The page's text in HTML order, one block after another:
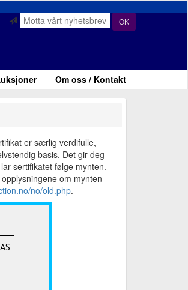
OK
Om oss / Kontakt
er særlig verdifulle,
basis. Det gir deg
sertifikatet følge mynten.
om mynten
no/old.php.